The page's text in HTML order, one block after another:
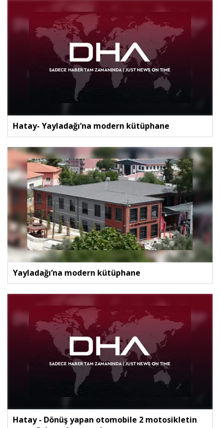
Hatay- Yayladağı’na modern kütüphane
Yayladağı’na modern kütüphane
Hatay - Dönüş yapan otomobile 2 motosikletin